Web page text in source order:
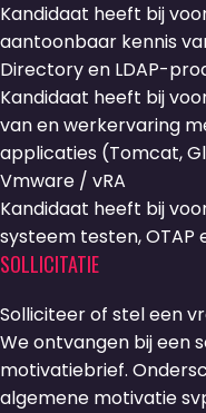
Kandidaat heeft bij
aantoonbaar kennis
Directory en LDAP-
Kandidaat heeft bij
van en werkervaring
applicaties (Tomcat,
Vmware / vRA
Kandidaat heeft bij
systeem testen,
SOLLICITATIE
Solliciteer of stel een
We ontvangen bij een
motivatiebrief.
algemene motivatie